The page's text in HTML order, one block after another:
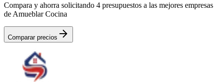
Compara y ahorra solicitando 4 presupuestos a las mejores empresas
de Amueblar Cocina
Comparar precios